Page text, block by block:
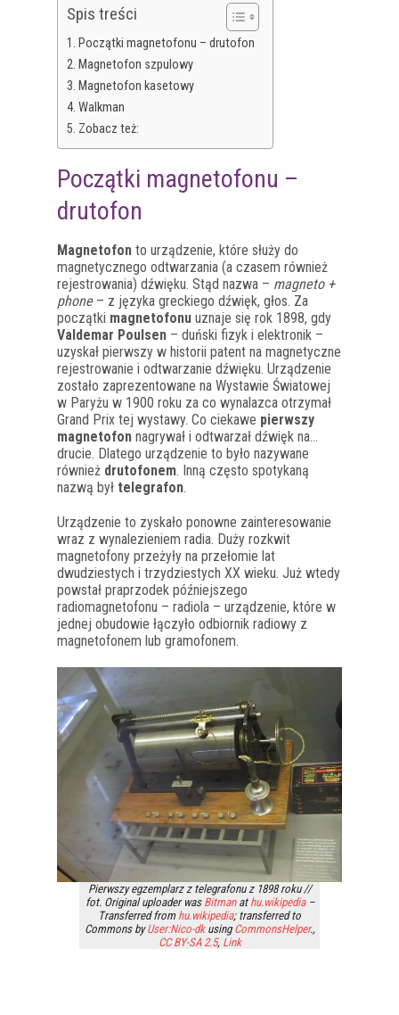
Spis treści
Początki magnetofonu – drutofon
Magnetofon szpulowy
Magnetofon kasetowy
Walkman
Zobacz też:
Początki magnetofonu –
drutofon
Magnetofon to urządzenie, które służy do
magnetycznego odtwarzania (a czasem również
rejestrowania) dźwięku. Stąd nazwa – magneto +
phone– z języka greckiego dźwięk, głos. Za
początki magnetofonu uznaje się rok 1898, gdy
Valdemar Poulsen – duński fizyk i elektronik –
uzyskał pierwszy w historii patent na magnetyczne
rejestrowanie i odtwarzanie dźwięku. Urządzenie
zostało zaprezentowane na Wystawie Światowej
w Paryżu w 1900 roku za co wynalazca otrzymał
Grand Prix tej wystawy. Co ciekawe pierwszy
magnetofon nagrywał i odtwarzał dźwięk na…
drucie. Dlatego urządzenie to było nazywane
również drutofonem. Inną często spotykaną
nazwą był telegrafon.
Urządzenie to zyskało ponowne zainteresowanie
wraz z wynalezieniem radia. Duży rozkwit
magnetofony przeżyły na przełomie lat
dwudziestych i trzydziestych XX wieku. Już wtedy
powstał praprzodek późniejszego
radiomagnetofonu – radiola – urządzenie, które w
jednej obudowie łączyło odbiornik radiowy z
magnetofonem lub gramofonem.
Pierwszy egzemplarz z telegrafonu z 1898 roku //
fot. Original uploader was Bitmanat hu.wikipedia–
Transferred from hu.wikipedia; transferred to
Commons byUser:Nico-dkusingCommonsHelper.,
CC BY-SA 2.5, Link